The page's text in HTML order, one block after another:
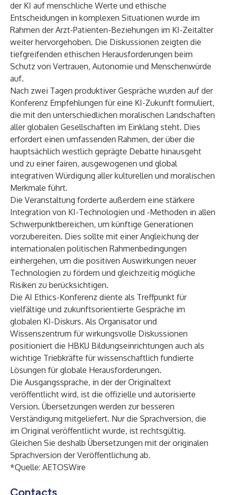
der KI auf menschliche Werte und ethische
Entscheidungen in komplexen Situationen wurde im
Rahmen der Arzt-Patienten-Beziehungen im KI-Zeitalter
weiter hervorgehoben. Die Diskussionen zeigten die
tiefgreifenden ethischen Herausforderungen beim
Schutz von Vertrauen, Autonomie und Menschenwürde
auf.
Nach zwei Tagen produktiver Gespräche wurden auf der
Konferenz Empfehlungen für eine KI-Zukunft formuliert,
die mit den unterschiedlichen moralischen Landschaften
aller globalen Gesellschaften im Einklang steht. Dies
erfordert einen umfassenden Rahmen, der über die
hauptsächlich westlich geprägte Debatte hinausgeht
und zu einer fairen, ausgewogenen und global
integrativen Würdigung aller kulturellen und moralischen
Merkmale führt.
Die Veranstaltung forderte außerdem eine stärkere
Integration von KI-Technologien und -Methoden in allen
Schwerpunktbereichen, um künftige Generationen
vorzubereiten. Dies sollte mit einer Angleichung der
internationalen politischen Rahmenbedingungen
einhergehen, um die positiven Auswirkungen neuer
Technologien zu fördern und gleichzeitig mögliche
Risiken zu berücksichtigen.
Die AI Ethics-Konferenz diente als Treffpunkt für
vielfältige und zukunftsorientierte Gespräche im
globalen KI-Diskurs. Als Organisator und
Wissenszentrum für wirkungsvolle Diskussionen
positioniert die HBKU Bildungseinrichtungen auch als
wichtige Triebkräfte für wissenschaftlich fundierte
Lösungen für globale Herausforderungen.
Die Ausgangssprache, in der der Originaltext
veröffentlicht wird, ist die offizielle und autorisierte
Version. Übersetzungen werden zur besseren
Verständigung mitgeliefert. Nur die Sprachversion, die
im Original veröffentlicht wurde, ist rechtsgültig.
Gleichen Sie deshalb Übersetzungen mit der originalen
Sprachversion der Veröffentlichung ab.
*Quelle: AETOSWire
Contacts